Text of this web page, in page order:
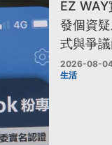
EZ WAY
發個資
式與爭
2026-08-
生活